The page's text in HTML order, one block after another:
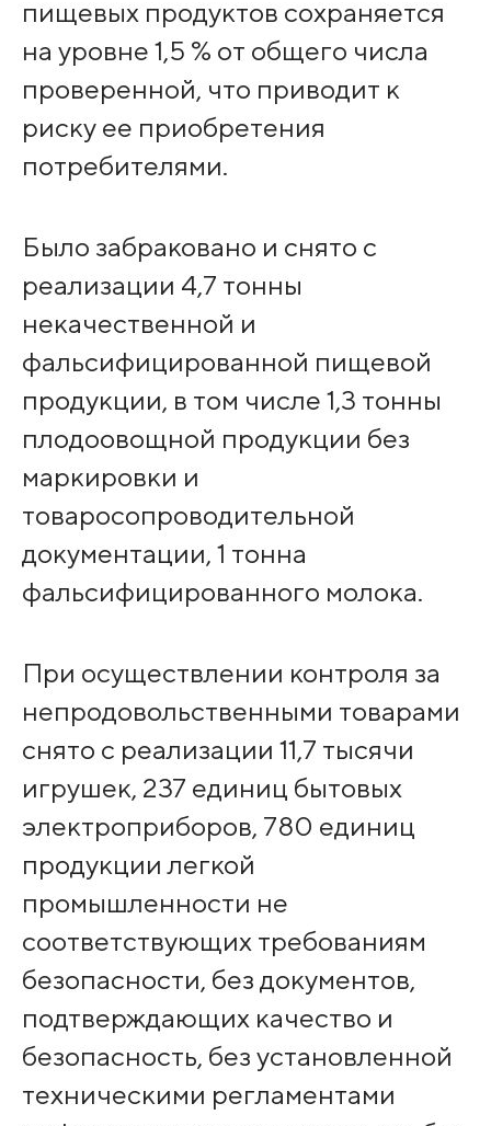
пищевых продуктов сохраняется
на уровне 1,5 % от общего числа
проверенной, что приводит к
риску ее приобретения
потребителями.
Было забраковано и снято с
реализации 4,7 тонны
некачественной и
фальсифицированной пищевой
продукции, в том числе 1,3 тонны
плодоовощной продукции без
маркировки и
товаросопроводительной
документации, 1 тонна
фальсифицированного молока.
При осуществлении контроля за
непродовольственными товарами
снято с реализации 11,7 тысячи
игрушек, 237 единиц бытовых
электроприборов, 780 единиц
продукции легкой
промышленности не
соответствующих требованиям
безопасности, без документов,
подтверждающих качество и
безопасность, без установленной
техническими регламентами